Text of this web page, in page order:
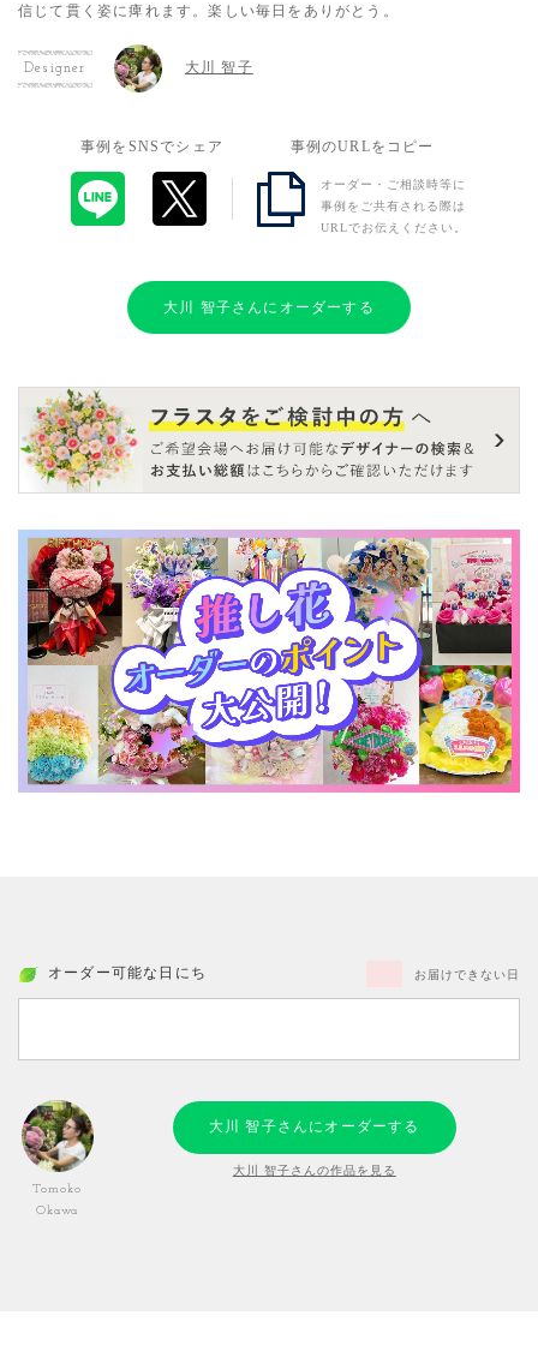
信じて貫く姿に痺れます。楽しい毎日をありがとう。
Designer 大川 智子
事例をSNSでシェア 事例のURLをコピー
オーダー・ご相談時等に
事例をご共有される際は
URLでお伝えください。
大川 智子さんにオーダーする
オーダー可能な日にち お届けできない日
Tomoko
Okawa
大川 智子さんにオーダーする
大川 智子さんの作品を見る